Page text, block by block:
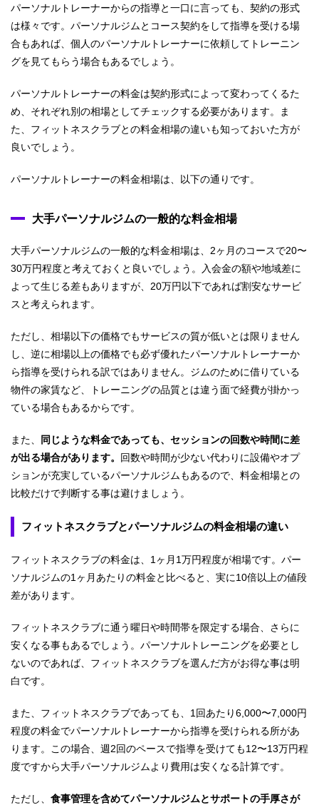
パーソナルトレーナーからの指導と一口に言っても、契約の形式
は様々です。パーソナルジムとコース契約をして指導を受ける場
合もあれば、個人のパーソナルトレーナーに依頼してトレーニン
グを見てもらう場合もあるでしょう。
パーソナルトレーナーの料金は契約形式によって変わってくるた
め、それぞれ別の相場としてチェックする必要があります。ま
た、フィットネスクラブとの料金相場の違いも知っておいた方が
良いでしょう。
パーソナルトレーナーの料金相場は、以下の通りです。
大手パーソナルジムの一般的な料金相場
大手パーソナルジムの一般的な料金相場は、2ヶ月のコースで20〜
30万円程度と考えておくと良いでしょう。入会金の額や地域差に
よって生じる差もありますが、20万円以下であれば割安なサービ
スと考えられます。
ただし、相場以下の価格でもサービスの質が低いとは限りません
し、逆に相場以上の価格でも必ず優れたパーソナルトレーナーか
ら指導を受けられる訳ではありません。ジムのために借りている
物件の家賃など、トレーニングの品質とは違う面で経費が掛かっ
ている場合もあるからです。
また、
同じような料金であっても、セッションの回数や時間に差
が出る場合があります。 回数や時間が少ない代わりに設備やオプ
ションが充実しているパーソナルジムもあるので、料金相場との
比較だけで判断する事は避けましょう。
フィットネスクラブとパーソナルジムの料金相場の違い
フィットネスクラブの料金は、1ヶ月1万円程度が相場です。パー
ソナルジムの1ヶ月あたりの料金と比べると、実に10倍以上の値段
差があります。
フィットネスクラブに通う曜日や時間帯を限定する場合、さらに
安くなる事もあるでしょう。パーソナルトレーニングを必要とし
ないのであれば、フィットネスクラブを選んだ方がお得な事は明
白です。
また、フィットネスクラブであっても、1回あたり6,000〜7,000円
程度の料金でパーソナルトレーナーから指導を受けられる所があ
ります。この場合、週2回のペースで指導を受けても12〜13万円程
度ですから大手パーソナルジムより費用は安くなる計算です。
ただし、 食事管理を含めてパーソナルジムとサポートの手厚さが